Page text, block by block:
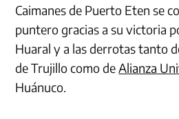
Caimanes de Puerto Eten se
puntero gracias a su victoria
Huaral y a las derrotas tanto
de Trujillo como deAlianza
Huánuco.